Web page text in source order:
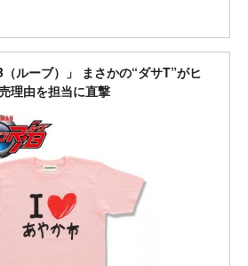
（ルーブ）」 まさかの“ダサT”がヒ
理由を担当に直撃